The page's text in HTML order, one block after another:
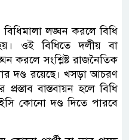
লঙ্ঘন করলে বিধি
ওই বিধিতে দলীয় বা
করলে সংশ্লিষ্ট রাজনৈতিক
দণ্ড রয়েছে। খসড়া আচরণ
বাস্তবায়ন হলে বিধি
কোনো দণ্ড দিতে পারবে